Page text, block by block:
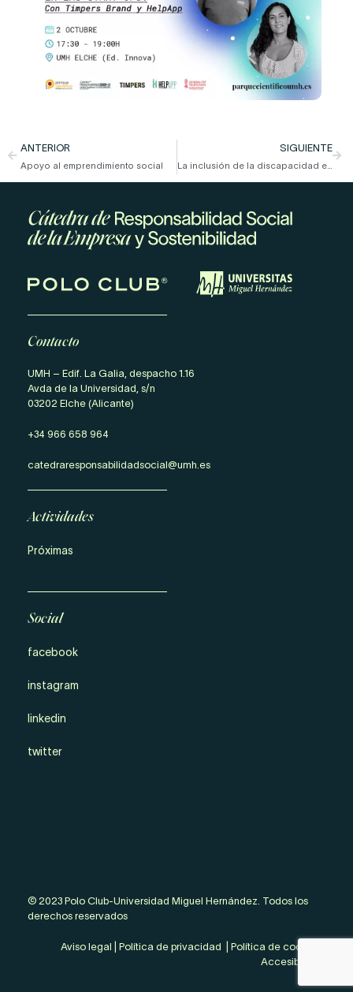
ANTERIOR
Apoyo al emprendimiento social
SIGUIENTE
La inclusión de la discapacidad en el marco empresarial
Contacto
UMH – Edif. La Galia, despacho 1.16
Avda de la Universidad, s/n
03202 Elche (Alicante)
+34 966 658 964
catedraresponsabilidadsocial@umh.es
Actividades
Próximas
Social
facebook
instagram
linkedin
twitter
© 2023 Polo Club-Universidad Miguel Hernández. Todos los
derechos reservados
Aviso legal Política de privacidad Política de cookies
Accesibilidad